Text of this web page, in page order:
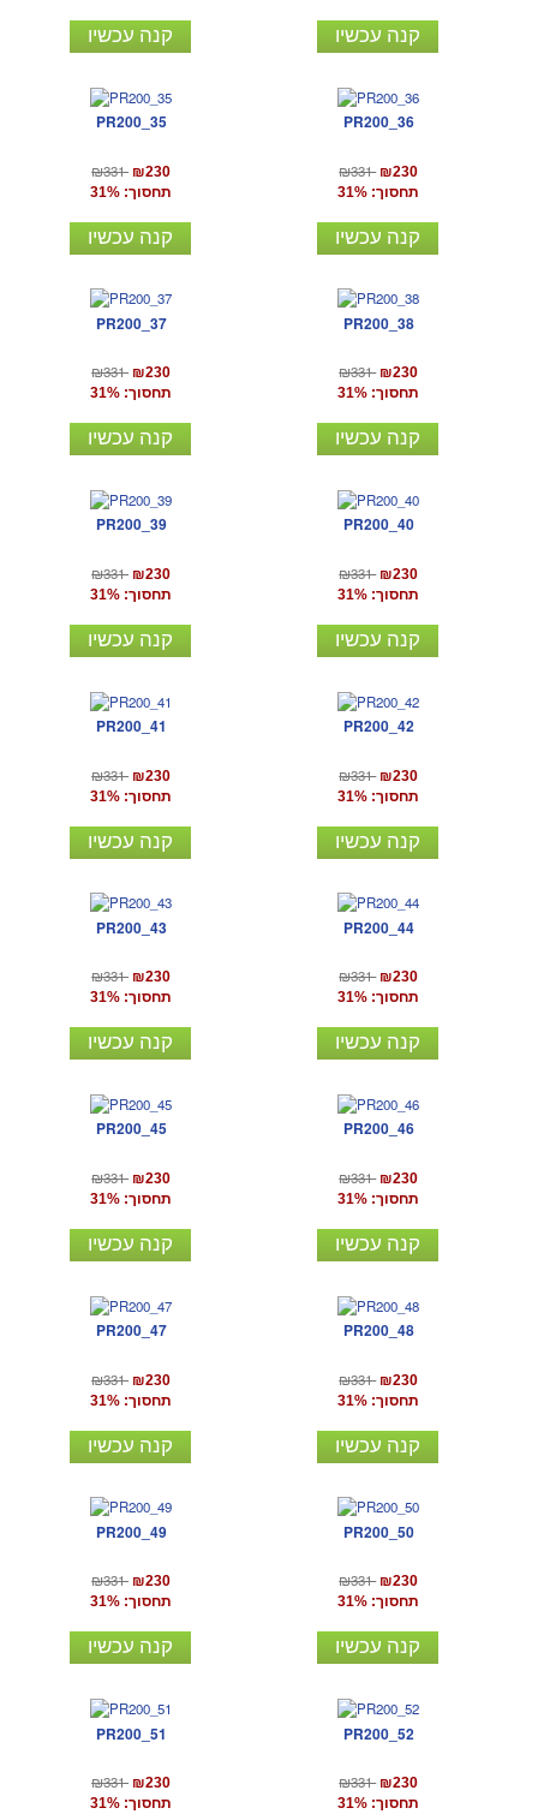
קנה עכשיו קנה עכשיו
PR200_35
₪331 ₪230
תחסוך: 31%
קנה עכשיו
PR200_36
₪331 ₪230
תחסוך: 31%
קנה עכשיו
PR200_37
₪331 ₪230
תחסוך: 31%
קנה עכשיו
PR200_38
₪331 ₪230
תחסוך: 31%
קנה עכשיו
PR200_39
₪331 ₪230
תחסוך: 31%
קנה עכשיו
PR200_40
₪331 ₪230
תחסוך: 31%
קנה עכשיו
PR200_41
₪331 ₪230
תחסוך: 31%
קנה עכשיו
PR200_42
₪331 ₪230
תחסוך: 31%
קנה עכשיו
PR200_43
₪331 ₪230
תחסוך: 31%
קנה עכשיו
PR200_44
₪331 ₪230
תחסוך: 31%
קנה עכשיו
PR200_45
₪331 ₪230
תחסוך: 31%
קנה עכשיו
PR200_46
₪331 ₪230
תחסוך: 31%
קנה עכשיו
PR200_47
₪331 ₪230
תחסוך: 31%
קנה עכשיו
PR200_48
₪331 ₪230
תחסוך: 31%
קנה עכשיו
PR200_49
₪331 ₪230
תחסוך: 31%
קנה עכשיו
PR200_50
₪331 ₪230
תחסוך: 31%
קנה עכשיו
PR200_51
₪331 ₪230
תחסוך: 31%
PR200_52
₪331 ₪230
תחסוך: 31%